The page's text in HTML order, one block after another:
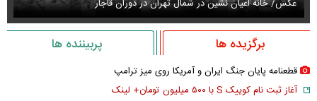
عکس/ خانه اعیان نشین در شمال تهران در دوران قاجار
برگزیده ها پربیننده ها
قطعنامه پایان جنگ ایران و آمریکا روی میز ترامپ
آغاز ثبت نام کوییک S با ۵۰۰ میلیون تومان+ لینک